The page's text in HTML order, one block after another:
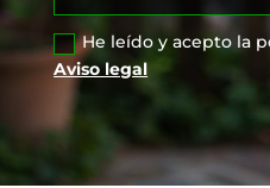
He leído y acepto la
Aviso legal